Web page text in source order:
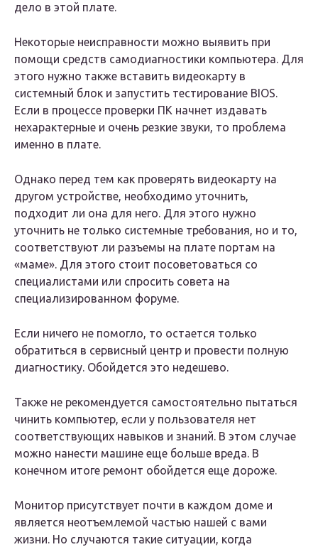
дело в этой плате.
Некоторые неисправности можно выявить при
помощи средств самодиагностики компьютера. Для
этого нужно также вставить видеокарту в
системный блок и запустить тестирование BIOS.
Если в процессе проверки ПК начнет издавать
нехарактерные и очень резкие звуки, то проблема
именно в плате.
Однако перед тем как проверять видеокарту на
другом устройстве, необходимо уточнить,
подходит ли она для него. Для этого нужно
уточнить не только системные требования, но и то,
соответствуют ли разъемы на плате портам на
«маме». Для этого стоит посоветоваться со
специалистами или спросить совета на
специализированном форуме.
Если ничего не помогло, то остается только
обратиться в сервисный центр и провести полную
диагностику. Обойдется это недешево.
Также не рекомендуется самостоятельно пытаться
чинить компьютер, если у пользователя нет
соответствующих навыков и знаний. В этом случае
можно нанести машине еще больше вреда. В
конечном итоге ремонт обойдется еще дороже.
Монитор присутствует почти в каждом доме и
является неотъемлемой частью нашей с вами
жизни. Но случаются такие ситуации, когда